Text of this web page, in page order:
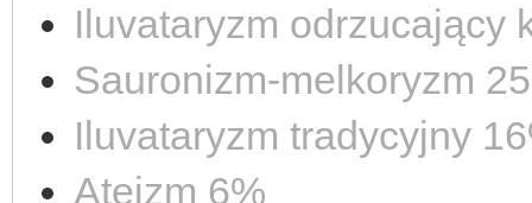
Iluvataryzm odrzucający
Sauronizm-melkoryzm
Iluvataryzm tradycyjny
Ateizm 6%